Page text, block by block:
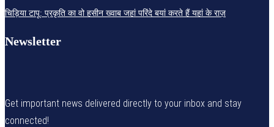
चिड़िया टापू: प्रकृति का वो हसीन ख्वाब जहां परिंदे बयां करते हैं यहां के राज़
Newsletter
Get important news delivered directly to your inbox and stay
connected!